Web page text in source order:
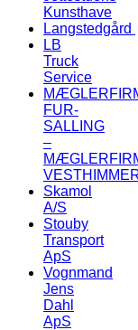
Kunsthave
Langstedgård
LB
Truck
Service
FUR-
SALLING
–
Skamol
A/S
Stouby
Transport
ApS
Vognmand
Jens
Dahl
ApS